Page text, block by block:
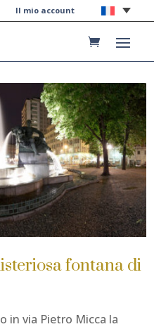
Il mio account
fontana di
in via Pietro Micca la